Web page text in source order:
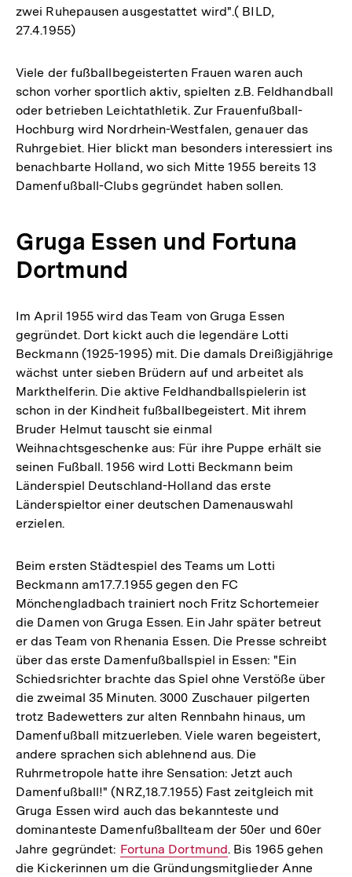
zwei Ruhepausen ausgestattet wird".( BILD,
27.4.1955)
Viele der fußballbegeisterten Frauen waren auch
schon vorher sportlich aktiv, spielten z.B. Feldhandball
oder betrieben Leichtathletik. Zur Frauenfußball-
Hochburg wird Nordrhein-Westfalen, genauer das
Ruhrgebiet. Hier blickt man besonders interessiert ins
benachbarte Holland, wo sich Mitte 1955 bereits 13
Damenfußball-Clubs gegründet haben sollen.
Gruga Essen und Fortuna
Dortmund
Im April 1955 wird das Team von Gruga Essen
gegründet. Dort kickt auch die legendäre Lotti
Beckmann (1925-1995) mit. Die damals Dreißigjährige
wächst unter sieben Brüdern auf und arbeitet als
Markthelferin. Die aktive Feldhandballspielerin ist
schon in der Kindheit fußballbegeistert. Mit ihrem
Bruder Helmut tauscht sie einmal
Weihnachtsgeschenke aus: Für ihre Puppe erhält sie
seinen Fußball. 1956 wird Lotti Beckmann beim
Länderspiel Deutschland-Holland das erste
Länderspieltor einer deutschen Damenauswahl
erzielen.
Beim ersten Städtespiel des Teams um Lotti
Beckmann am17.7.1955 gegen den FC
Mönchengladbach trainiert noch Fritz Schortemeier
die Damen von Gruga Essen. Ein Jahr später betreut
er das Team von Rhenania Essen. Die Presse schreibt
über das erste Damenfußballspiel in Essen: "Ein
Schiedsrichter brachte das Spiel ohne Verstöße über
die zweimal 35 Minuten. 3000 Zuschauer pilgerten
trotz Badewetters zur alten Rennbahn hinaus, um
Damenfußball mitzuerleben. Viele waren begeistert,
andere sprachen sich ablehnend aus. Die
Ruhrmetropole hatte ihre Sensation: Jetzt auch
Damenfußball!" (NRZ,18.7.1955) Fast zeitgleich mit
Gruga Essen wird auch das bekannteste und
dominanteste Damenfußballteam der 50er und 60er
Jahre gegründet: Interner
Link:
Fortuna Dortmund. Bis 1965 gehen
die Kickerinnen um die Gründungsmitglieder Anne